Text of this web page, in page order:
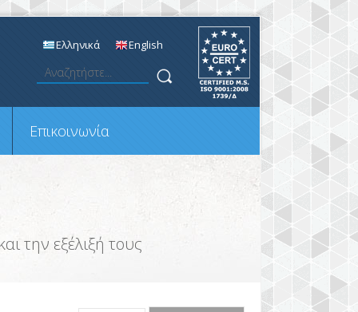
Ελληνικά English
Επικοινωνία
την εξέλιξή τους